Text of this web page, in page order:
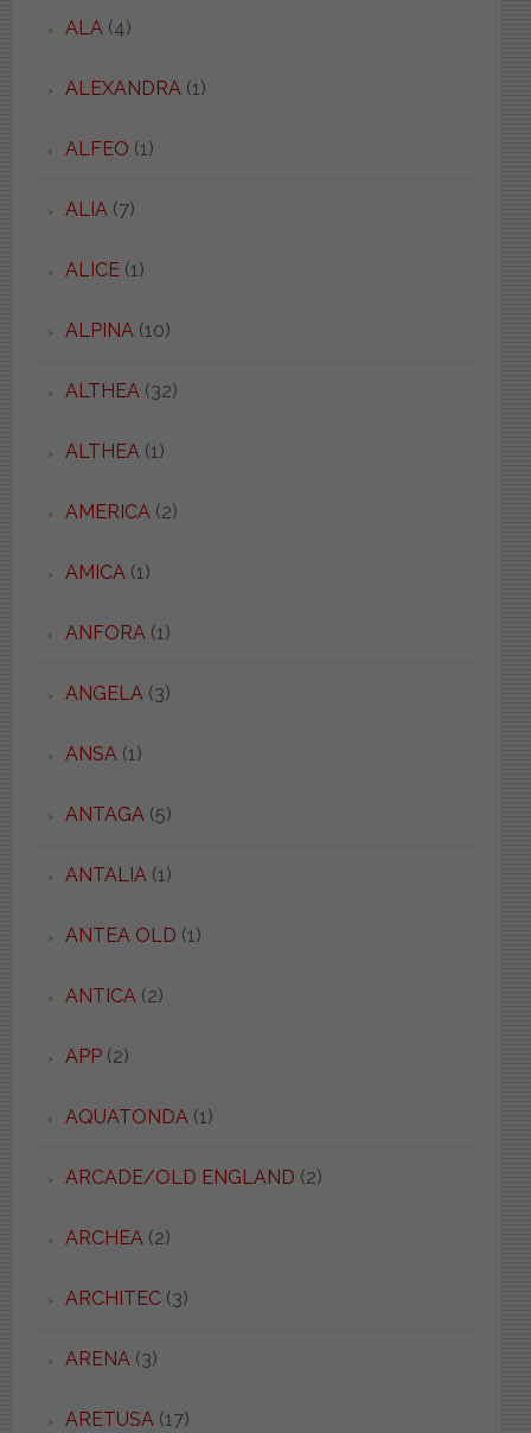
ALA(4)
ALEXANDRA(1)
ALFEO (1)
ALIA(7)
ALICE(1)
ALPINA(10)
ALTHEA(32)
ALTHEA(1)
AMERICA(2)
AMICA(1)
ANFORA(1)
ANGELA(3)
ANSA(1)
ANTAGA(5)
ANTALIA(1)
ANTEA OLD (1)
ANTICA(2)
APP(2)
AQUATONDA(1)
ARCADE/OLD ENGLAND (2)
ARCHEA(2)
ARCHITEC(3)
ARENA(3)
ARETUSA(17)